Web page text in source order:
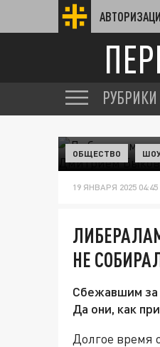
РУБРИКИ
ОБЩЕСТВО
19 ЯНВАРЯ 2025 04:45
НЕ
Сбежавшим за
Да они, как
Долгое время